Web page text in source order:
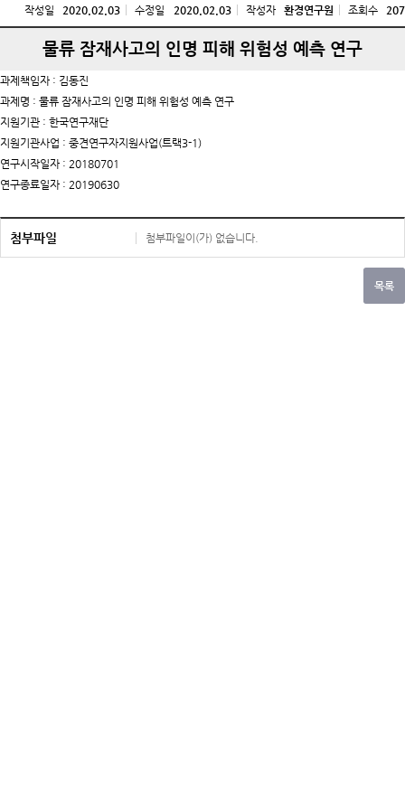
작성일 2020.02.03 수정일 2020.02.03 작성자 환경연구원 조회수 207
물류 잠재사고의 인명 피해 위험성 예측 연구
과제책임자 : 김동진
과제명 : 물류 잠재사고의 인명 피해 위험성 예측 연구
지원기관 : 한국연구재단
지원기관사업 : 중견연구자지원사업(트랙3-1)
연구시작일자 : 20180701
연구종료일자 : 20190630
첨부파일 첨부파일이(가) 없습니다.